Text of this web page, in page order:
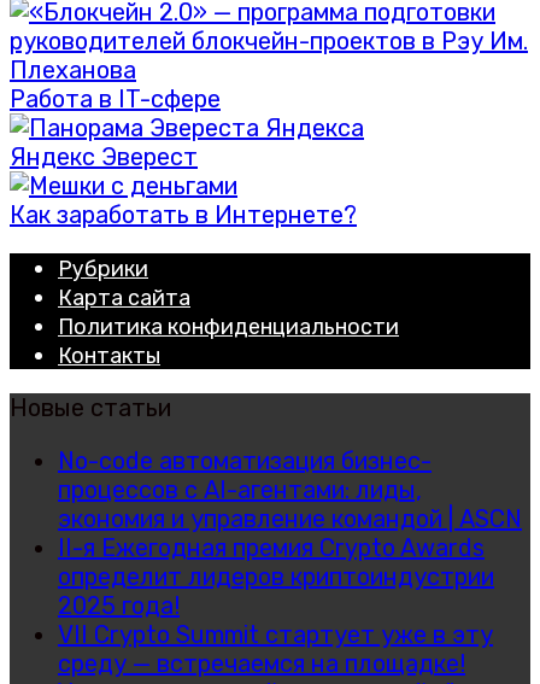
Работа в IT-сфере
Яндекс Эверест
Как заработать в Интернете?
Рубрики
Карта сайта
Политика конфиденциальности
Контакты
Новые статьи
No-code автоматизация бизнес-
процессов с AI-агентами: лиды,
экономия и управление командой | ASCN
II-я Ежегодная премия Crypto Awards
определит лидеров криптоиндустрии
2025 года!
VII Crypto Summit стартует уже в эту
среду — встречаемся на площадке!